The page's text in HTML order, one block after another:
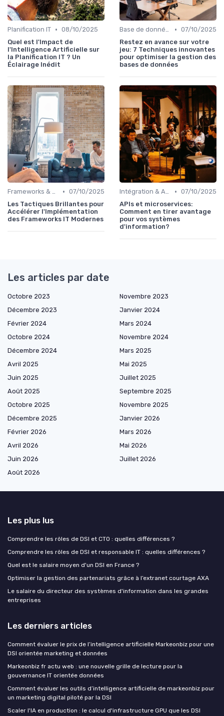
Planification IT • 08/10/2025
Quel est l'Impact de
l'Intelligence Artificielle sur
la Planification IT ? Un
Éclairage Inédit
Base de données • 07/10/2025
Restez en avance sur votre
jeu: 7 Techniques innovantes
pour optimiser la gestion des
bases de données
Frameworks & Outils • 07/10/2025
Les Tactiques Brillantes pour
Accélérer l'Implémentation
des Frameworks IT Modernes
Intégration & APIs • 07/10/2025
APIs et microservices:
Comment en tirer avantage
pour vos systèmes
d'information?
Les articles par date
Octobre 2023
Novembre 2023
Décembre 2023
Janvier 2024
Février 2024
Mars 2024
Octobre 2024
Novembre 2024
Décembre 2024
Mars 2025
Avril 2025
Mai 2025
Juin 2025
Juillet 2025
Août 2025
Septembre 2025
Octobre 2025
Novembre 2025
Décembre 2025
Janvier 2026
Février 2026
Mars 2026
Avril 2026
Mai 2026
Juin 2026
Juillet 2026
Août 2026
Les plus lus
Comprendre les rôles de DSI et CTO : quelles différences ?
Comprendre les rôles de DSI et responsable IT : quelles différences ?
Quel est le salaire moyen d'un DSI en France ?
Optimiser la gestion des partenariats grâce à l’extranet courtage AXA
Le salaire du directeur des systèmes d'information dans les grandes
entreprises
Les derniers articles
Comment évaluer le prix de l’intelligence artificielle Markeonbiz pour une
DSI orientée marketing et données
Markeonbiz fr actu web : une nouvelle grille de lecture pour la
gouvernance IT orientée données
Comment évaluer les outils d’intelligence artificielle de markeonbiz pour
un marketing digital piloté par la DSI
Scaler l'IA en production : le calcul d'infrastructure GPU que les DSI